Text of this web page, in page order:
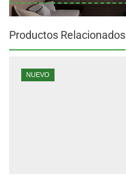
Productos Relacionados
NUEVO